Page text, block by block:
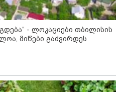
არის მოხსენიებული" - ანა
/ 05-08-2026
დღე უწყლოდ და უპუროდ
მათ შორის, ორსული
გადაარჩინა
- ლოკაციები თბილისის
მიწები გაძვირდეს